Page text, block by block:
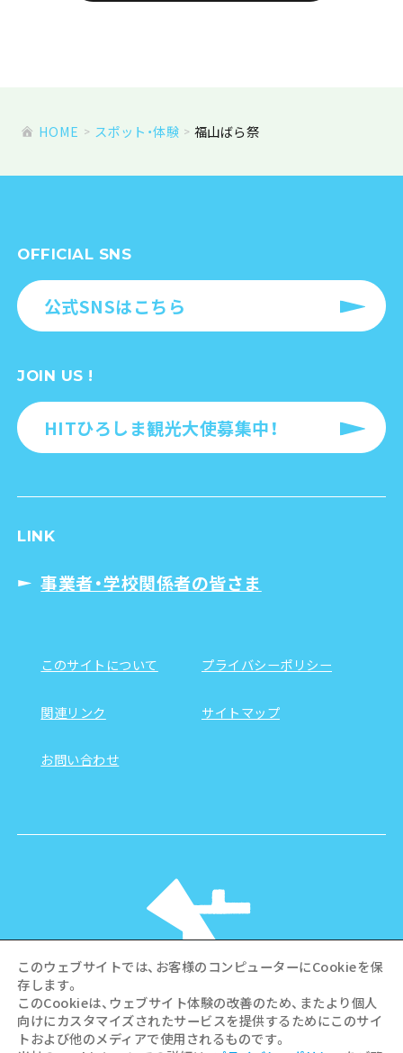
HOME スポット・体験 福山ばら祭
OFFICIAL SNS
公式SNSはこちら
JOIN US !
HITひろしま観光大使募集中！
LINK
事業者・学校関係者の皆さま
このサイトについて プライバシーポリシー
関連リンク サイトマップ
お問い合わせ
©Hiroshima Tourism Association /
Hiroshima Prefecture / Hiroshima City .
このウェブサイトでは、お客様のコンピューターにCookieを保
存します。
このCookieは、ウェブサイト体験の改善のため、またより個人
向けにカスタマイズされたサービスを提供するためにこのサイ
トおよび他のメディアで使用されるものです。